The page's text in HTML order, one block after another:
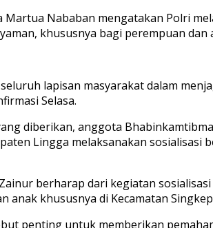
Martua Nababan mengatakan Polri
khususnya bagi perempuan dan
lapisan masyarakat dalam
Selasa.
diberikan, anggota
Lingga melaksanakan sosialisasi
berharap dari kegiatan
anak khususnya di Kecamatan
penting untuk memberikan